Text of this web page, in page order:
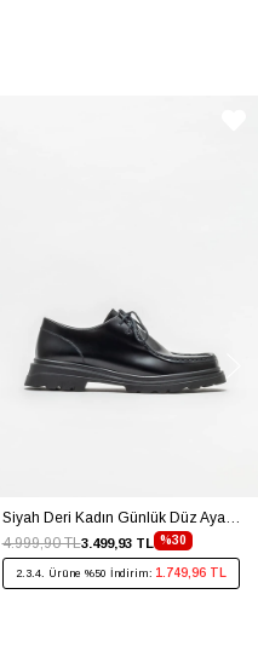
Siyah Deri Kadın Günlük Düz Ayakkabı
%30
3.499,93 TL
4.999,90 TL
2.3.4. Ürüne %50 İndirim: 1.749,96 TL